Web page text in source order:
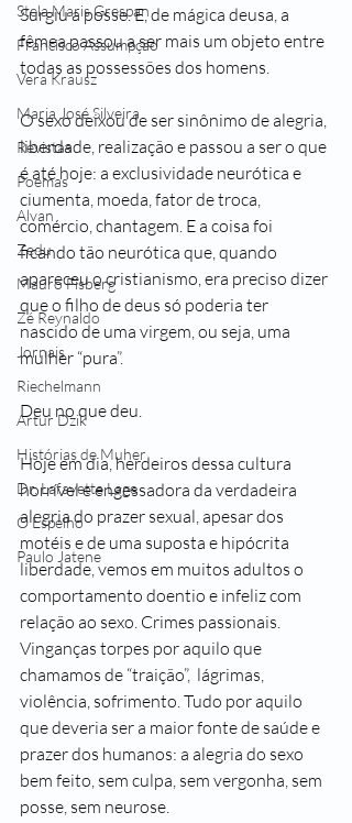
Stela Maris Grespan
Francisco Assumpção
Vera Krausz
Maria José Silveira
Revistas
Poemas
Alvan
Zedu
Mauro Fisberg
Zé Reynaldo
Jornais
Riechelmann
Artur Dzik
Histórias de Muher
Dr. Lafayette Lage
O Espelho
Paulo Jatene
Surgiu a posse. E, de mágica deusa, a
fêmea passou a ser mais um objeto entre
todas as possessões dos homens.
O sexo deixou de ser sinônimo de alegria,
liberdade, realização e passou a ser o que
é até hoje: a exclusividade neurótica e
ciumenta, moeda, fator de troca,
comércio, chantagem. E a coisa foi
ficando tão neurótica que, quando
apareceu o cristianismo, era preciso dizer
que o filho de deus só poderia ter
nascido de uma virgem, ou seja, uma
mulher “pura”.
Deu no que deu.
Hoje em dia, herdeiros dessa cultura
horrível e engessadora da verdadeira
alegria do prazer sexual, apesar dos
motéis e de uma suposta e hipócrita
liberdade, vemos em muitos adultos o
comportamento doentio e infeliz com
relação ao sexo. Crimes passionais.
Vinganças torpes por aquilo que
chamamos de “traição”,  lágrimas,
violência, sofrimento. Tudo por aquilo
que deveria ser a maior fonte de saúde e
prazer dos humanos: a alegria do sexo
bem feito, sem culpa, sem vergonha, sem
posse, sem neurose.